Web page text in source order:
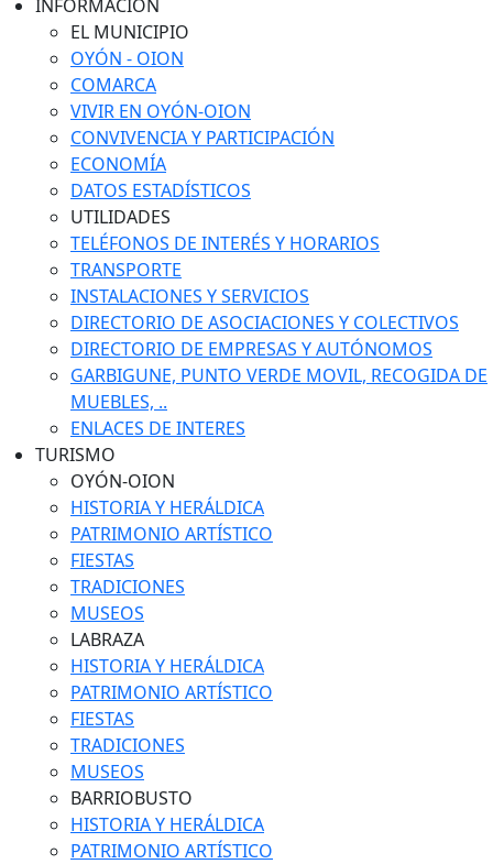
INFORMACIÓN
EL MUNICIPIO
OYÓN - OION
COMARCA
VIVIR EN OYÓN-OION
CONVIVENCIA Y PARTICIPACIÓN
ECONOMÍA
DATOS ESTADÍSTICOS
UTILIDADES
TELÉFONOS DE INTERÉS Y HORARIOS
TRANSPORTE
INSTALACIONES Y SERVICIOS
DIRECTORIO DE ASOCIACIONES Y COLECTIVOS
DIRECTORIO DE EMPRESAS Y AUTÓNOMOS
GARBIGUNE, PUNTO VERDE MOVIL, RECOGIDA DE
MUEBLES, ..
ENLACES DE INTERES
TURISMO
OYÓN-OION
HISTORIA Y HERÁLDICA
PATRIMONIO ARTÍSTICO
FIESTAS
TRADICIONES
MUSEOS
LABRAZA
HISTORIA Y HERÁLDICA
PATRIMONIO ARTÍSTICO
FIESTAS
TRADICIONES
MUSEOS
BARRIOBUSTO
HISTORIA Y HERÁLDICA
PATRIMONIO ARTÍSTICO